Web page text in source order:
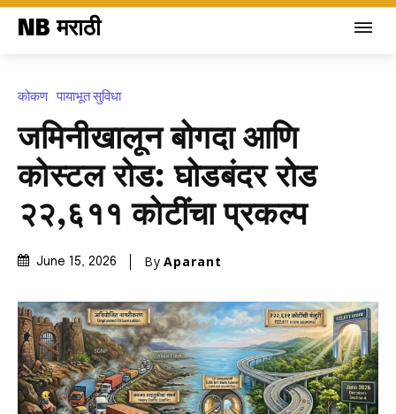
NB मराठी
कोकण पायाभूत सुविधा
जमिनीखालून बोगदा आणि
कोस्टल रोड: घोडबंदर रोड
₹२२,६११ कोटींचा प्रकल्प
June 15, 2026 By Aparant